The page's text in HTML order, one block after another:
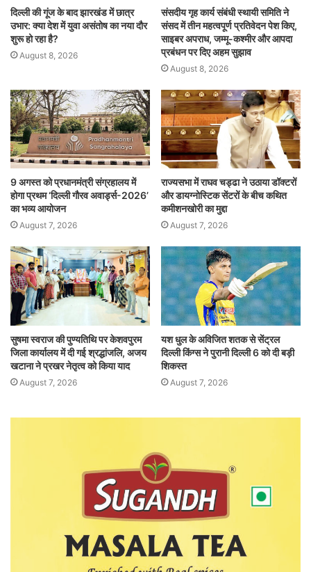
दिल्ली की गूंज के बाद झारखंड में छात्र
उभार: क्या देश में युवा असंतोष का नया दौर
शुरू हो रहा है?
August 8, 2026
संसदीय गृह कार्य संबंधी स्थायी समिति ने
संसद में तीन महत्वपूर्ण प्रतिवेदन पेश किए,
साइबर अपराध, जम्मू-कश्मीर और आपदा
प्रबंधन पर दिए अहम सुझाव
August 8, 2026
9 अगस्त को प्रधानमंत्री संग्रहालय में
होगा प्रथम ‘दिल्ली गौरव अवार्ड्स-2026’
का भव्य आयोजन
August 7, 2026
राज्यसभा में राघव चड्ढा ने उठाया डॉक्टरों
और डायग्नोस्टिक सेंटरों के बीच कथित
कमीशनखोरी का मुद्दा
August 7, 2026
सुषमा स्वराज की पुण्यतिथि पर केशवपुरम
जिला कार्यालय में दी गई श्रद्धांजलि, अजय
खटाना ने प्रखर नेतृत्व को किया याद
August 7, 2026
यश धुल के अविजित शतक से सेंट्रल
दिल्ली किंग्स ने पुरानी दिल्ली 6 को दी बड़ी
शिकस्त
August 7, 2026